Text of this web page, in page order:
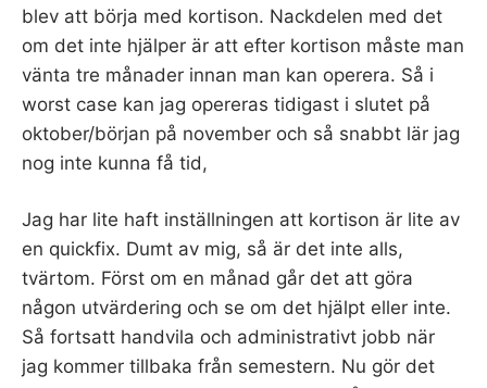
blev att börja med kortison. Nackdelen med det
om det inte hjälper är att efter kortison måste man
vänta tre månader innan man kan operera. Så i
worst case kan jag opereras tidigast i slutet på
oktober/början på november och så snabbt lär jag
nog inte kunna få tid,
Jag har lite haft inställningen att kortison är lite av
en quickfix. Dumt av mig, så är det inte alls,
tvärtom. Först om en månad går det att göra
någon utvärdering och se om det hjälpt eller inte.
Så fortsatt handvila och administrativt jobb när
jag kommer tillbaka från semestern. Nu gör det